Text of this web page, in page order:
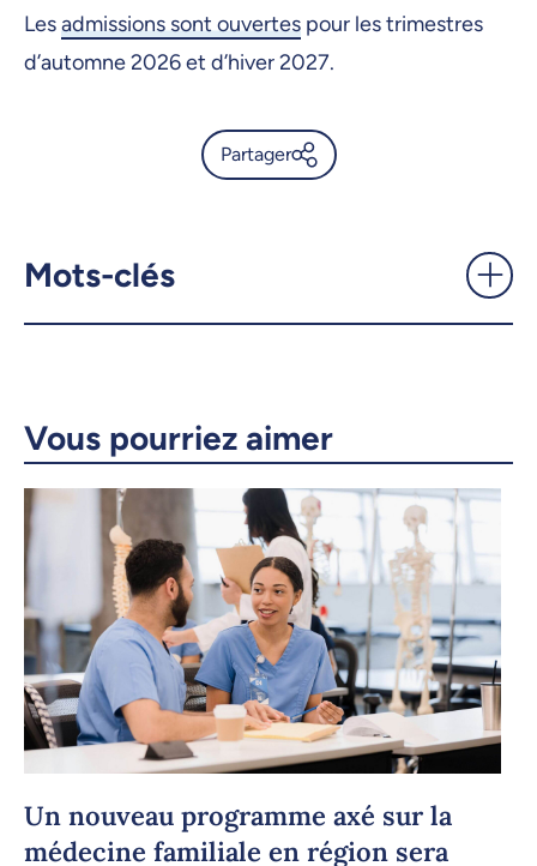
Lesadmissions sont ouvertes pour les trimestres
d’automne 2026 et d’hiver 2027.
Partager
LinkedIn
Copier le lien
Mots-clés
Vous pourriez aimer
Un nouveau programme axé sur la
médecine familiale en région sera